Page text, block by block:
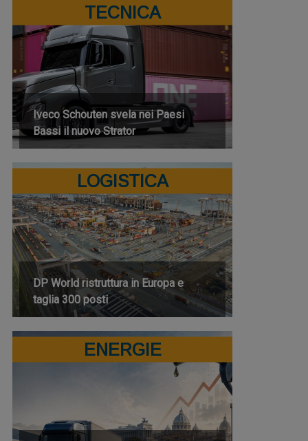
TECNICA
Iveco Schouten svela nei Paesi
Bassi il nuovo Strator
LOGISTICA
DP World ristruttura in Europa e
taglia 300 posti
ENERGIE